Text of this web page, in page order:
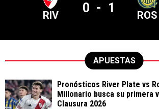
RIV 0 - 1 ROS
APUESTAS
Pronósticos River Plate vs
Millonario busca su primera
Clausura 2026